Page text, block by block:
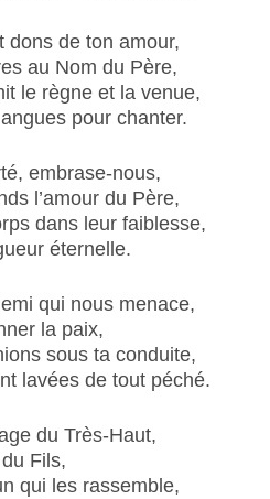
dons de ton amour,
au Nom du Père,
le règne et la venue,
pour chanter.
embrase-nous,
l’amour du Père,
dans leur faiblesse,
éternelle.
qui nous menace,
la paix,
sous ta conduite,
lavées de tout péché.
du Très-Haut,
Fils,
qui les rassemble,